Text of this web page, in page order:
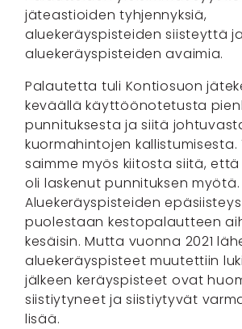
jäteastioiden tyhjennyksiä,
aluekeräyspisteiden siisteyttä
aluekeräyspisteiden avaimia.
Palautetta tuli Kontiosuon
keväällä käyttöönotetusta
punnituksesta ja siitä
kuormahintojen
saimme myös kiitosta siitä,
oli laskenut punnituksen myötä.
Aluekeräyspisteiden
puolestaan kestopalautteen
kesäisin. Mutta vuonna 2021
aluekeräyspisteet muutettiin
jälkeen keräyspisteet ovat
siistiytyneet ja siistiytyvät
lisää.